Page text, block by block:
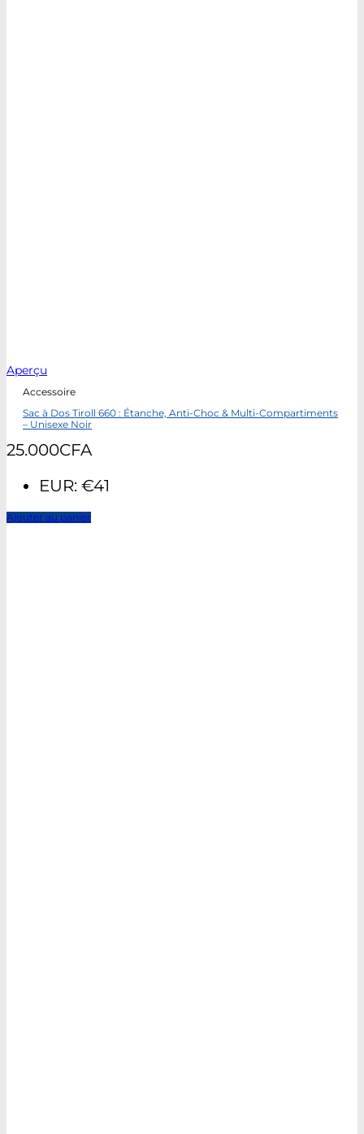
Aperçu
Accessoire
Sac à Dos Tiroll 660 : Étanche, Anti-Choc & Multi-Compartiments
– Unisexe Noir
25.000CFA
EUR: €41
Ajouter au panier